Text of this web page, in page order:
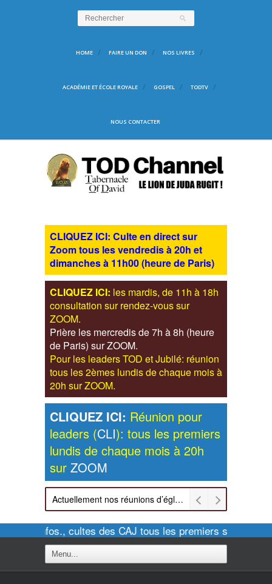
HOME FAIRE UN DON NOS LIVRES
ACADÉMIE ET ÉCOLE ROYALE GOSPEL TODTV
NOUS CONTACTER
CLIQUEZ ICI: Culte en direct sur
Zoom tous les vendredis à 20h et
dimanches à 11h00 (heure de Paris)
CLIQUEZ ICI: les mardis, de 11h à 18h
consultation sur rendez-vous sur
ZOOM.
Prière les mercredis de 7h à 8h (heure
de Paris) sur ZOOM.
Pour les leaders TOD et Jubilé: réunion
tous les 2èmes lundis de chaque mois à
20h sur ZOOM.
CLIQUEZ ICI: Réunion pour
leaders (CLI): tous les premiers
lundis de chaque mois à 20h
sur ZOOM
Actuellement nos réunions d’église sont retransmises sur ZOOM les dimanches à 11h et vendredis à 20h00
Pour infos., cultes des CAJ tous les premiers samedis